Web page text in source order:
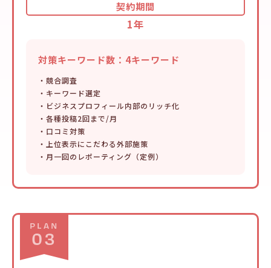
契約期間
1年
対策キーワード数：4キーワード
・競合調査
・キーワード選定
・ビジネスプロフィール内部のリッチ化
・各種投稿2回まで/月
・口コミ対策
・上位表示にこだわる外部施策
・月一回のレポーティング（定例）
PLAN
03